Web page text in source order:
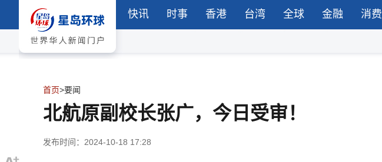
快讯 时事 香港 台湾 全球 金融 消费
首页>要闻
北航原副校长张广，今日受审！
发布时间：2024-10-18 17:28